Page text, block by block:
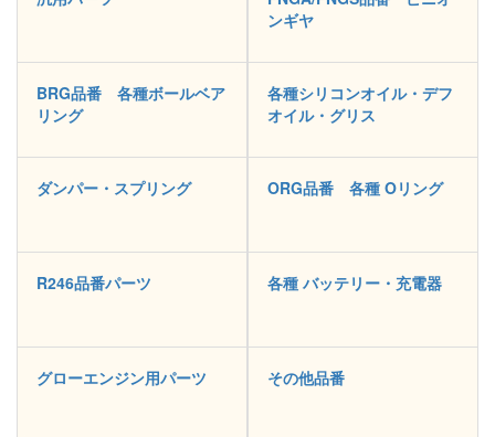
ンギヤ
BRG品番 各種ボールベア
リング
各種シリコンオイル・デフ
オイル・グリス
ダンパー・スプリング ORG品番 各種 Oリング
R246品番パーツ 各種 バッテリー・充電器
グローエンジン用パーツ その他品番